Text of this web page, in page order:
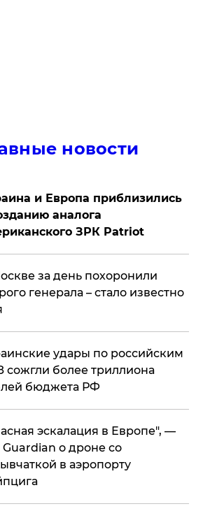
новости
и Европа приблизились
аналога
ЗРК Patriot
за день похоронили
генерала – стало известно
удары по российским
сожгли более триллиона
бюджета РФ
эскалация в Европе", —
Guardian о дроне со
в аэропорту